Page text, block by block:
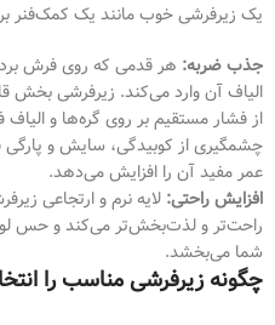
یک زیرفرشی خوب مانند یک کمک‌فنر
جذب ضربه: هر قدمی که روی فرش
الیاف آن وارد می‌کند. زیرفرشی بخش
از فشار مستقیم بر روی گره‌ها و
چشمگیری از کوبیدگی، سایش و
عمر مفید آن را افزایش می‌دهد.
افزایش راحتی: لایه نرم و ارتجاعی
راحت‌تر و لذت‌بخش‌تر می‌کند و حس
شما می‌بخشد.
چگونه زیرفرشی مناسب را